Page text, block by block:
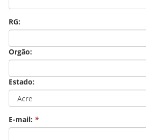
RG:
Orgão:
Estado:
E-mail: *